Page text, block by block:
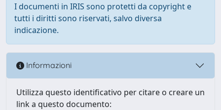
I documenti in IRIS sono protetti da copyright e
tutti i diritti sono riservati, salvo diversa
indicazione.
Informazioni
Utilizza questo identificativo per citare o creare un
link a questo documento: